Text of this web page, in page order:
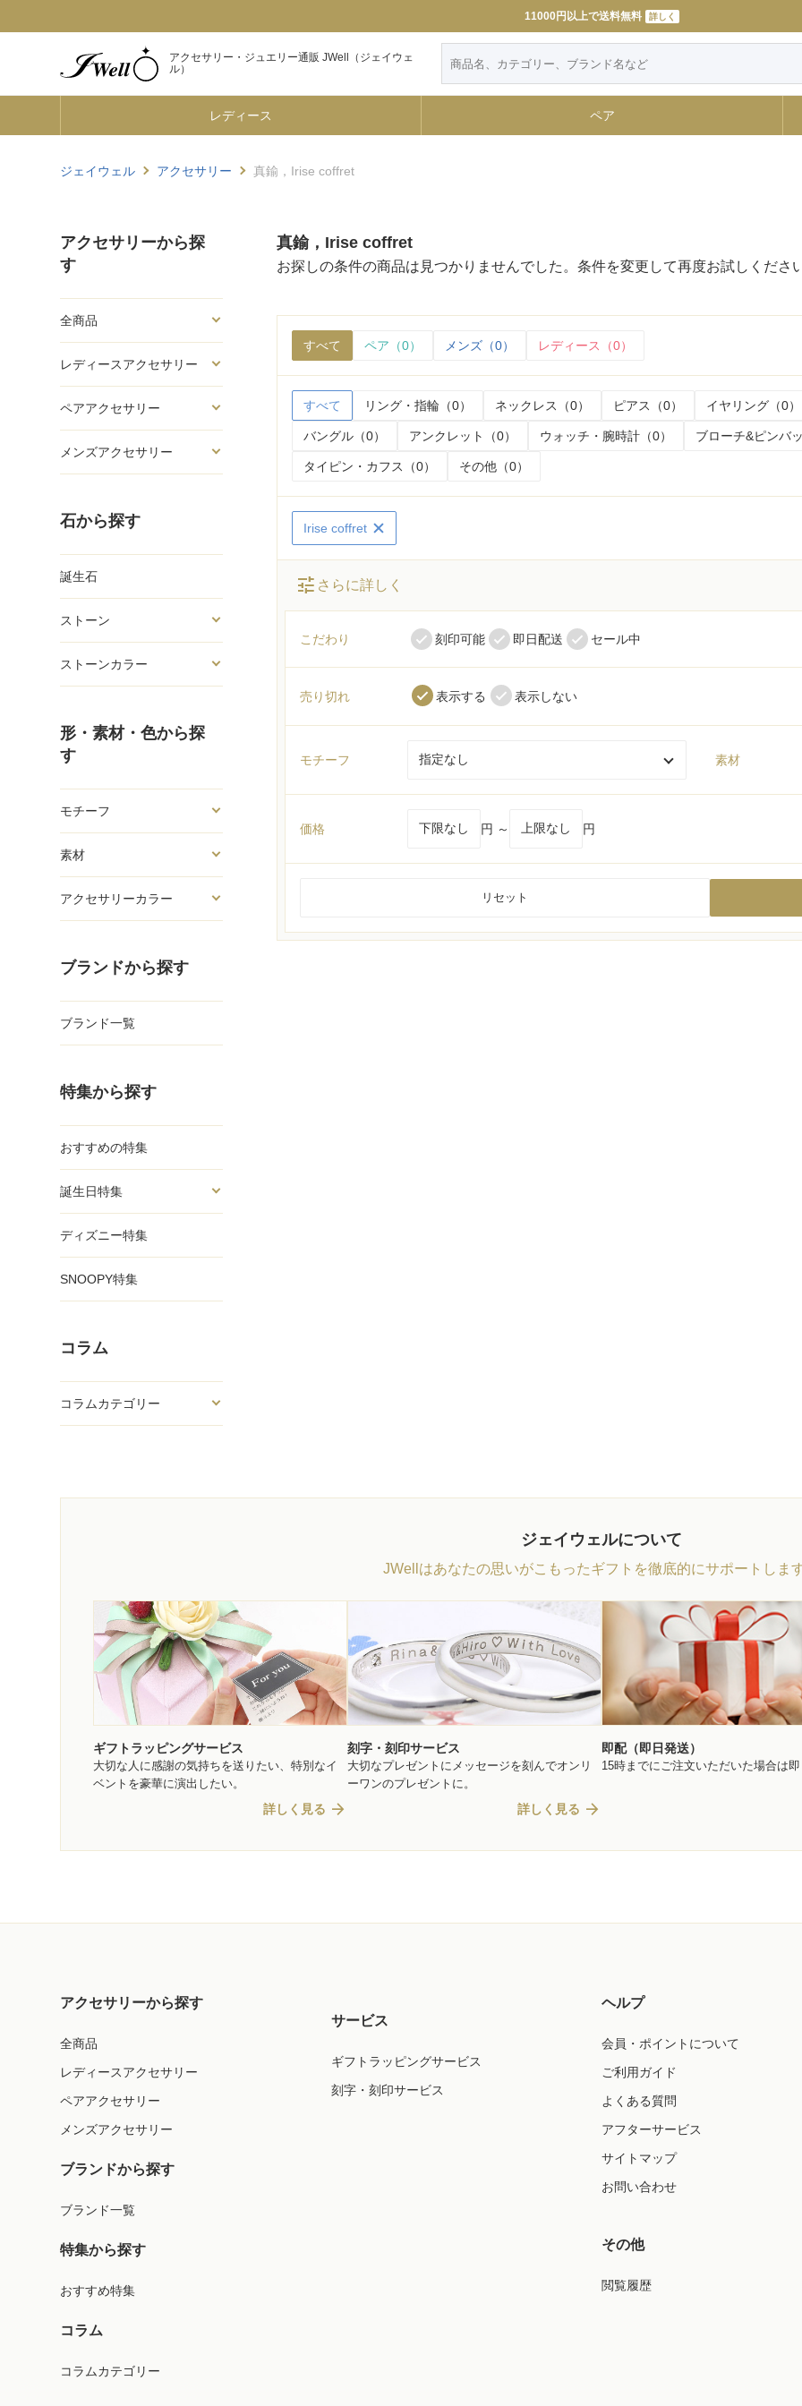
11000円以上で送料無料 詳しく
アクセサリー・ジュエリー通販 JWell（ジェイウェ
ル）
レディース ペア
ジェイウェル アクセサリー 真鍮，Irise coffret
アクセサリーから探
す
全商品
レディースアクセサリー
ペアアクセサリー
メンズアクセサリー
石から探す
誕生石
ストーン
ストーンカラー
形・素材・色から探
す
モチーフ
素材
アクセサリーカラー
ブランドから探す
ブランド一覧
特集から探す
おすすめの特集
誕生日特集
ディズニー特集
SNOOPY特集
コラム
コラムカテゴリー
真鍮，Irise coffret
お探しの条件の商品は見つかりませんでした。条件を変更して再度お試しくださ
すべて ペア（0） メンズ（0） レディース（0）
すべて リング・指輪（0） ネックレス（0） ピアス（0） イヤリング（0）
バングル（0） アンクレット（0） ウォッチ・腕時計（0） ブローチ&ピンバ
タイピン・カフス（0） その他（0）
Irise coffret
tune さらに詳しく
こだわり 刻印可能 即日配送 セール中
売り切れ 表示する 表示しない
モチーフ 素材
価格 円 ～ 円
リセット
ジェイウェルについて
JWellはあなたの思いがこもったギフトを徹底的にサポートしま
ギフトラッピングサービス
大切な人に感謝の気持ちを送りたい、特別なイ
ベントを豪華に演出したい。
詳しく見る arrow_forward
刻字・刻印サービス
大切なプレゼントにメッセージを刻んでオンリ
ーワンのプレゼントに。
詳しく見る arrow_forward
即配（即日発送）
15時までにご注文いただいた場合は
アクセサリーから探す
全商品
レディースアクセサリー
ペアアクセサリー
メンズアクセサリー
ブランドから探す
ブランド一覧
特集から探す
おすすめ特集
コラム
コラムカテゴリー
サービス
ギフトラッピングサービス
刻字・刻印サービス
ヘルプ
会員・ポイントについて
ご利用ガイド
よくある質問
アフターサービス
サイトマップ
お問い合わせ
その他
閲覧履歴